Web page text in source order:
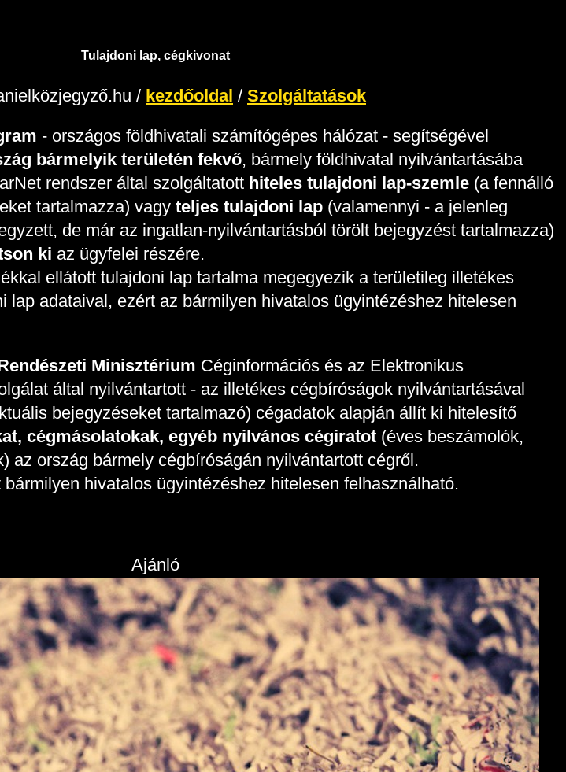
Tulajdoni lap, cégkivonat
/ kezdőoldal / Szolgáltatások
- országos földhivatali számítógépes hálózat - segítségével
bármelyik területén fekvő, bármely földhivatal nyilvántartásába
rendszer által szolgáltatott hiteles tulajdoni lap-szemle (a fennálló
tartalmazza) vagy teljes tulajdoni lap (valamennyi - a jelenleg
de már az ingatlan-nyilvántartásból törölt bejegyzést tartalmazza)
ki az ügyfelei részére.
ellátott tulajdoni lap tartalma megegyezik a területileg illetékes
lap adataival, ezért az bármilyen hivatalos ügyintézéshez hitelesen
Minisztérium Céginformációs és az Elektronikus
által nyilvántartott - az illetékes cégbíróságok nyilvántartásával
bejegyzéseket tartalmazó) cégadatok alapján állít ki hitelesítő
cégmásolatokak, egyéb nyilvános cégiratot (éves beszámolók,
az ország bármely cégbíróságán nyilvántartott cégről.
hivatalos ügyintézéshez hitelesen felhasználható.
Ajánló